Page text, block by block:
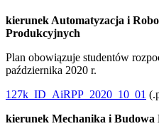
kierunek Automatyzacja i
Produkcyjnych
Plan obowiązuje studentów
października 2020 r.
127k_ID_AiRPP_2020_10_01
kierunek Mechanika i Budowa